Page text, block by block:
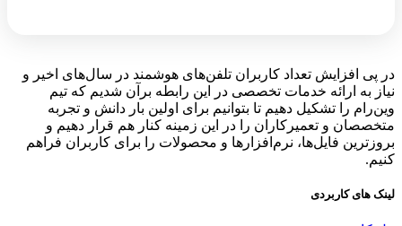
در پی افزایش تعداد کاربران تلفن‌های هوشمند در سال‌های اخیر و
نیاز به ارائه خدمات تخصصی در این رابطه برآن شدیم که تیم
وین‌رام را تشکیل دهیم تا بتوانیم برای اولین بار دانش و تجربه
متخصصان و تعمیرکاران را در این زمینه کنار هم قرار دهیم و
بروزترین فایل‌ها، نرم‌افزارها و محصولات را برای کاربران فراهم
کنیم.
لینک های کاربردی